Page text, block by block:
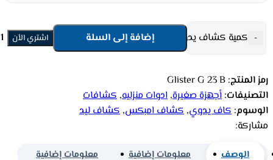
- كمية كشاف يدوي ليد فلاش IMPEX - أسود Glister G 23 Bإضافة إلى السلة اشتري الأن
رمز المنتج: Glister G 23 B
التصنيفات: أجهزة صغيرة, ادوات منزليه, كشافات
الوسوم: كاف يدوي, كشاف امبكس, كشاف ليد
مشاركة:
الوصف معلومات إضافية معلومات إضافية